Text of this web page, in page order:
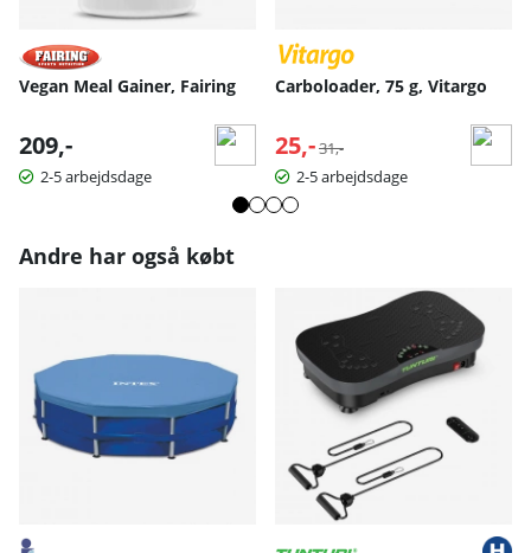
Vegan Meal Gainer, Fairing
209,-
2-5 arbejdsdage
Carboloader, 75 g, Vitargo
25,- Normalpris:
31,-
2-5 arbejdsdage
Andre har også købt